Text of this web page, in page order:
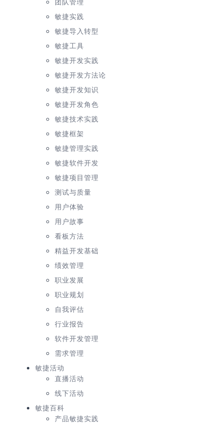
敏捷实践
敏捷导入转型
敏捷工具
敏捷开发实践
敏捷开发方法论
敏捷开发知识
敏捷开发角色
敏捷技术实践
敏捷框架
敏捷管理实践
敏捷软件开发
敏捷项目管理
测试与质量
用户体验
用户故事
看板方法
精益开发基础
绩效管理
职业发展
职业规划
自我评估
行业报告
软件开发管理
需求管理
敏捷活动
直播活动
线下活动
敏捷百科
产品敏捷实践